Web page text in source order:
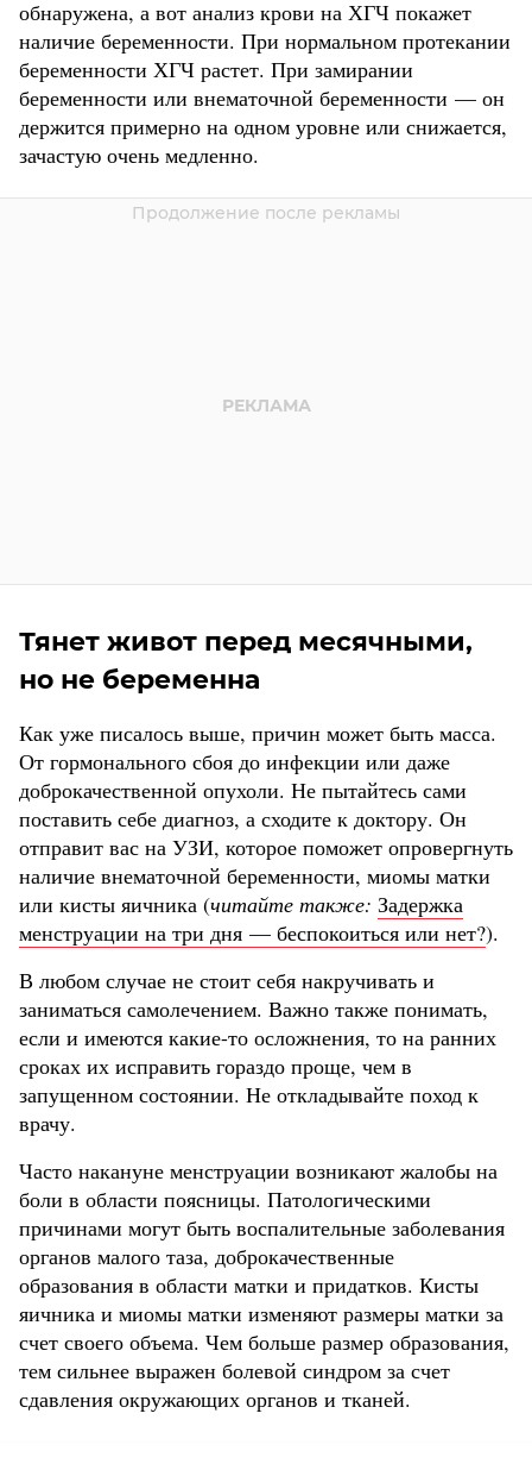
обнаружена, а вот анализ крови на ХГЧ покажет
наличие беременности. При нормальном протекании
беременности ХГЧ растет. При замирании
беременности или внематочной беременности — он
держится примерно на одном уровне или снижается,
зачастую очень медленно.
Тянет живот перед месячными,
но не беременна
Как уже писалось выше, причин может быть масса.
От гормонального сбоя до инфекции или даже
доброкачественной опухоли. Не пытайтесь сами
поставить себе диагноз, а сходите к доктору. Он
отправит вас на УЗИ, которое поможет опровергнуть
наличие внематочной беременности, миомы матки
или кисты яичника (читайте также: Задержка
менструации на три дня — беспокоиться или нет?).
В любом случае не стоит себя накручивать и
заниматься самолечением. Важно также понимать,
если и имеются какие-то осложнения, то на ранних
сроках их исправить гораздо проще, чем в
запущенном состоянии. Не откладывайте поход к
врачу.
Часто накануне менструации возникают жалобы на
боли в области поясницы. Патологическими
причинами могут быть воспалительные заболевания
органов малого таза, доброкачественные
образования в области матки и придатков. Кисты
яичника и миомы матки изменяют размеры матки за
счет своего объема. Чем больше размер образования,
тем сильнее выражен болевой синдром за счет
сдавления окружающих органов и тканей.